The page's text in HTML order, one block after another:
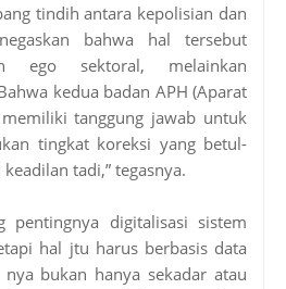
tindih antara kepolisian dan
bahwa hal tersebut
ego sektoral, melainkan
kedua badan APH (Aparat
tanggung jawab untuk
tingkat koreksi yang betul-
tadi,” tegasnya.
pentingnya digitalisasi sistem
hal jtu harus berbasis data
nya bukan hanya sekadar atau